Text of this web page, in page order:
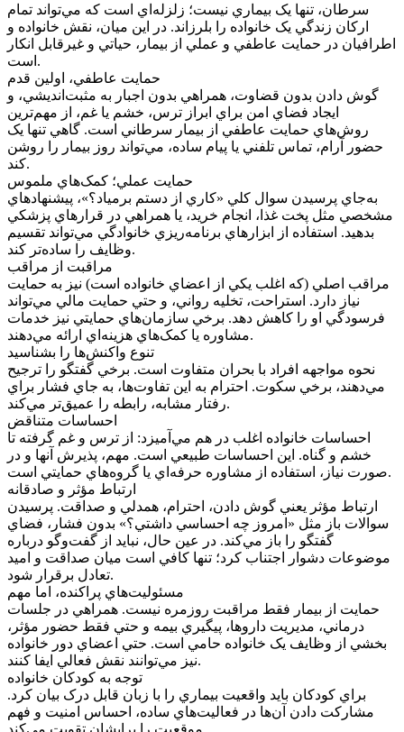
سرطان، تنها يک بيماري نيست؛ زلزله‌اي است که مي‌تواند تمام
ارکان زندگي يک خانواده را بلرزاند. در اين ميان، نقش خانواده و
اطرافيان در حمايت عاطفي و عملي از بيمار، حياتي و غيرقابل انکار
است.
حمايت عاطفي، اولين قدم
گوش دادن بدون قضاوت، همراهي بدون اجبار به مثبت‌انديشي، و
ايجاد فضاي امن براي ابراز ترس، خشم يا غم، از مهم‌ترين
روش‌هاي حمايت عاطفي از بيمار سرطاني است. گاهي تنها يک
حضور آرام، تماس تلفني يا پيام ساده، مي‌تواند روز بيمار را روشن
کند.
حمايت عملي؛ کمک‌هاي ملموس
به‌جاي پرسيدن سوال کلي «کاري از دستم برمياد؟»، پيشنهادهاي
مشخصي مثل پخت غذا، انجام خريد، يا همراهي در قرارهاي پزشکي
بدهيد. استفاده از ابزارهاي برنامه‌ريزي خانوادگي مي‌تواند تقسيم
وظايف را ساده‌تر کند.
مراقبت از مراقب
مراقب اصلي (که اغلب يکي از اعضاي خانواده است) نيز به حمايت
نياز دارد. استراحت، تخليه رواني، و حتي حمايت مالي مي‌تواند
فرسودگي او را کاهش دهد. برخي سازمان‌هاي حمايتي نيز خدمات
مشاوره يا کمک‌هاي هزينه‌اي ارائه مي‌دهند.
تنوع واکنش‌ها را بشناسيد
نحوه مواجهه افراد با بحران متفاوت است. برخي گفتگو را ترجيح
مي‌دهند، برخي سکوت. احترام به اين تفاوت‌ها، به جاي فشار براي
رفتار مشابه، رابطه را عميق‌تر مي‌کند.
احساسات متناقض
احساسات خانواده اغلب در هم مي‌آميزد: از ترس و غم گرفته تا
خشم و گناه. اين احساسات طبيعي است. مهم، پذيرش آنها و در
صورت نياز، استفاده از مشاوره حرفه‌اي يا گروه‌هاي حمايتي است.
ارتباط مؤثر و صادقانه
ارتباط مؤثر يعني گوش دادن، احترام، همدلي و صداقت. پرسيدن
سوالات باز مثل «امروز چه احساسي داشتي؟» بدون فشار، فضاي
گفتگو را باز مي‌کند. در عين حال، نبايد از گفت‌وگو درباره
موضوعات دشوار اجتناب کرد؛ تنها کافي است ميان صداقت و اميد
تعادل برقرار شود.
مسئوليت‌هاي پراکنده، اما مهم
حمايت از بيمار فقط مراقبت روزمره نيست. همراهي در جلسات
درماني، مديريت داروها، پيگيري بيمه و حتي فقط حضور مؤثر،
بخشي از وظايف يک خانواده حامي است. حتي اعضاي دور خانواده
نيز مي‌توانند نقش فعالي ايفا کنند.
توجه به کودکان خانواده
براي کودکان بايد واقعيت بيماري را با زبان قابل درک بيان کرد.
مشارکت دادن آن‌ها در فعاليت‌هاي ساده، احساس امنيت و فهم